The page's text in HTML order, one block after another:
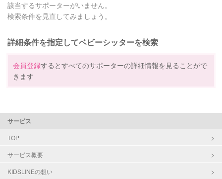
該当するサポーターがいません。
検索条件を見直してみましょう。
詳細条件を指定してベビーシッターを検索
会員登録するとすべてのサポーターの詳細情報を見ることがで
きます
サービス
TOP
サービス概要
KIDSLINEの想い